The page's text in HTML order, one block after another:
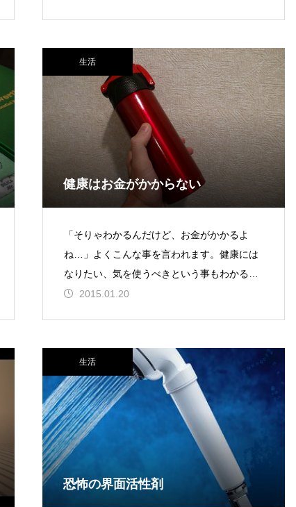
生活
健康はお金がかからない
「そりゃわかるんだけど、お金がかかるよ
ね…」よくこんな事を言われます。健康には
なりたい、気を使うべきという事もわかる、
でも実際問題としてお金がかかるじゃない
2015.01.20
生活
恐怖の界面活性剤